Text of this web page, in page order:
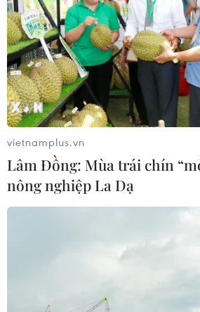
vietnamplus.vn
Lâm Đồng: Mùa trái chín
nông nghiệp La Dạ